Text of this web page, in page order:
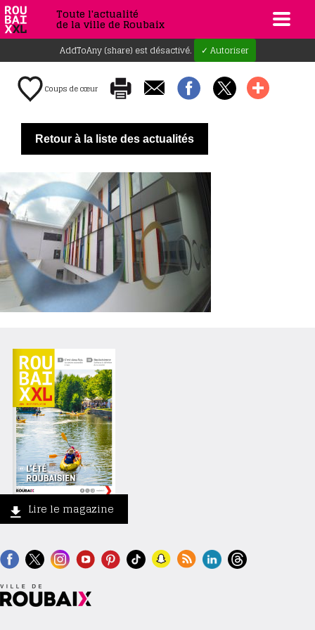
Toute l'actualité
de la ville de Roubaix
AddToAny (share) est désactivé. ✓ Autoriser
Coups de cœur
Retour à la liste des actualités
Lire le magazine